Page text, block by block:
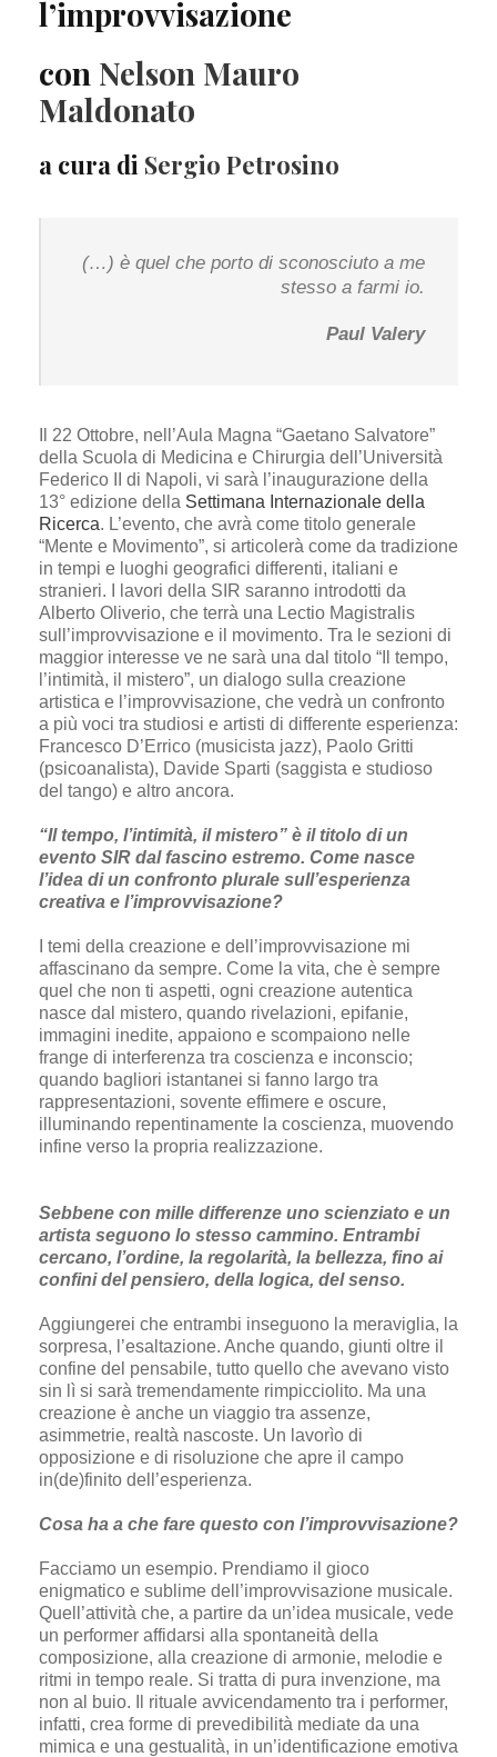
l’improvvisazione
con Nelson Mauro
Maldonato
a cura di Sergio Petrosino
(…) è quel che porto di sconosciuto a me
stesso a farmi io.
Paul Valery
Il 22 Ottobre, nell’Aula Magna “Gaetano Salvatore”
della Scuola di Medicina e Chirurgia dell’Università
Federico II di Napoli, vi sarà l’inaugurazione della
13° edizione della Settimana Internazionale della
Ricerca. L’evento, che avrà come titolo generale
“Mente e Movimento”, si articolerà come da tradizione
in tempi e luoghi geografici differenti, italiani e
stranieri. I lavori della SIR saranno introdotti da
Alberto Oliverio, che terrà una Lectio Magistralis
sull’improvvisazione e il movimento. Tra le sezioni di
maggior interesse ve ne sarà una dal titolo “Il tempo,
l’intimità, il mistero”, un dialogo sulla creazione
artistica e l’improvvisazione, che vedrà un confronto
a più voci tra studiosi e artisti di differente esperienza:
Francesco D’Errico (musicista jazz), Paolo Gritti
(psicoanalista), Davide Sparti (saggista e studioso
del tango) e altro ancora.
“Il tempo, l’intimità, il mistero” è il titolo di un
evento SIR dal fascino estremo. Come nasce
l’idea di un confronto plurale sull’esperienza
creativa e l’improvvisazione?
I temi della creazione e dell’improvvisazione mi
affascinano da sempre. Come la vita, che è sempre
quel che non ti aspetti, ogni creazione autentica
nasce dal mistero, quando rivelazioni, epifanie,
immagini inedite, appaiono e scompaiono nelle
frange di interferenza tra coscienza e inconscio;
quando bagliori istantanei si fanno largo tra
rappresentazioni, sovente effimere e oscure,
illuminando repentinamente la coscienza, muovendo
infine verso la propria realizzazione.
Sebbene con mille differenze uno scienziato e un
artista seguono lo stesso cammino. Entrambi
cercano, l’ordine, la regolarità, la bellezza, fino ai
confini del pensiero, della logica, del senso.
Aggiungerei che entrambi inseguono la meraviglia, la
sorpresa, l’esaltazione. Anche quando, giunti oltre il
confine del pensabile, tutto quello che avevano visto
sin lì si sarà tremendamente rimpicciolito. Ma una
creazione è anche un viaggio tra assenze,
asimmetrie, realtà nascoste. Un lavorìo di
opposizione e di risoluzione che apre il campo
in(de)finito dell’esperienza.
Cosa ha a che fare questo con l’improvvisazione?
Facciamo un esempio. Prendiamo il gioco
enigmatico e sublime dell’improvvisazione musicale.
Quell’attività che, a partire da un’idea musicale, vede
un performer affidarsi alla spontaneità della
composizione, alla creazione di armonie, melodie e
ritmi in tempo reale. Si tratta di pura invenzione, ma
non al buio. Il rituale avvicendamento tra i performer,
infatti, crea forme di prevedibilità mediate da una
mimica e una gestualità, in un’identificazione emotiva